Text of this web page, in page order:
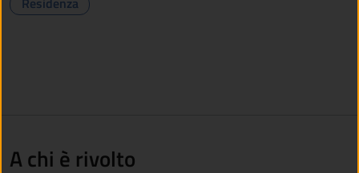
A chi è rivolto